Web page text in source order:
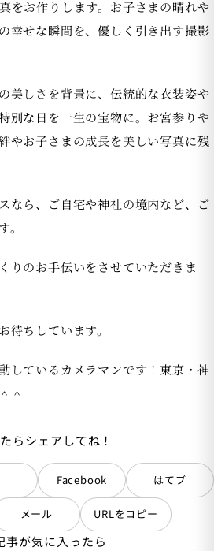
をお作りします。お子さまの晴れや
幸せな瞬間を、優しく引き出す撮影
美しさを背景に、伝統的な衣装姿や
別な日を一生の宝物に。お宮参りや
やお子さまの成長を美しい写真に残
なら、ご自宅や神社の境内など、ご
りのお手伝いをさせていただきま
待ちしています。
しているカメラマンです！東京・神
＾
らシェアしてね！
Facebook はてブ
メール URLをコピー
事が気に入ったら